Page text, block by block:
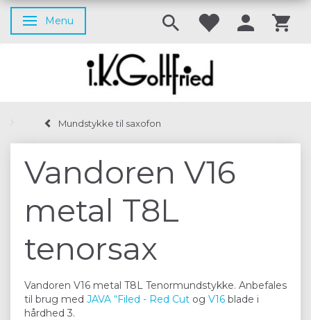
Skifte navigation
Menu
Mundstykke til saxofon
Vandoren V16
metal T8L
tenorsax
Vandoren V16 metal T8L Tenormundstykke. Anbefales
til brug med JAVA “Filed - Red Cut og V16 blade i
hårdhed 3.